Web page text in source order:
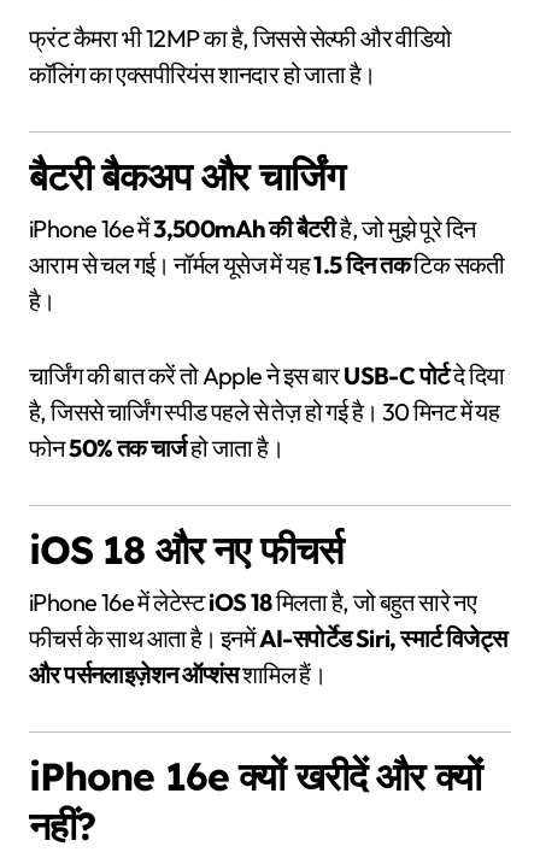
फ्रंट कैमरा भी 12MP का है, जिससे सेल्फी और वीडियो
कॉलिंग का एक्सपीरियंस शानदार हो जाता है।
बैटरी बैकअप और चार्जिंग
iPhone 16e में3,500mAh की बैटरीहै, जो मुझे पूरे दिन
आराम से चल गई। नॉर्मल यूसेज में यह1.5 दिन तकटिक सकती
है।
चार्जिंग की बात करें तो Apple ने इस बारUSB-C पोर्टदे दिया
है, जिससे चार्जिंग स्पीड पहले से तेज़ हो गई है। 30 मिनट में यह
फोन50% तक चार्जहो जाता है।
iOS 18 और नए फीचर्स
iPhone 16e में लेटेस्टiOS 18मिलता है, जो बहुत सारे नए
फीचर्स के साथ आता है। इनमेंAI-सपोर्टेड Siri, स्मार्ट विजेट्स
और पर्सनलाइज़ेशन ऑप्शंसशामिल हैं।
iPhone 16e क्यों खरीदें और क्यों
नहीं?